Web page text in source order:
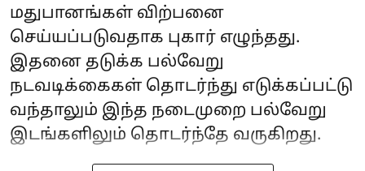
மதுபானங்கள் விற்பனை
செய்யப்படுவதாக புகார் எழுந்தது.
இதனை தடுக்க பல்வேறு
நடவடிக்கைகள் தொடர்ந்து எடுக்கப்பட்டு
வந்தாலும் இந்த நடைமுறை பல்வேறு
இடங்களிலும் தொடர்ந்தே வருகிறது.